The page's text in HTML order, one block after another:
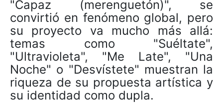
"Capaz (merenguetón)", se
convirtió en fenómeno global, pero
su proyecto va mucho más allá:
temas como "Suéltate",
"Ultravioleta", "Me Late", "Una
Noche" o "Desvístete" muestran la
riqueza de su propuesta artística y
su identidad como dupla.